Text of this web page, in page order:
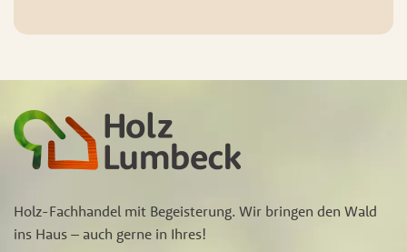
Holz-Fachhandel mit Begeisterung. Wir bringen den Wald
ins Haus – auch gerne in Ihres!